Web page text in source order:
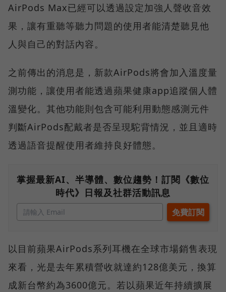
AirPods Max已經可以透過設定加強人聲收音效
果，讓有重聽等聽力問題的使用者能清楚聽見他
人與自己的對話內容。
之前傳出的消息是，新款AirPods將會加入溫度量
測功能，讓使用者能透過蘋果健康app追蹤個人體
溫變化。其他功能則包含可能利用動態感測元件
判斷AirPods配戴者是否呈現駝背情況，並且適時
透過語音提醒使用者維持良好體態。
掌握最新AI、半導體、數位趨勢！訂閱《數位
時代》日報及社群活動訊息
以目前蘋果AirPods系列耳機在全球市場銷售表現
來看，光是去年累積營收就達約128億美元，換算
成新台幣約為3600億元。若以蘋果近年持續擴展